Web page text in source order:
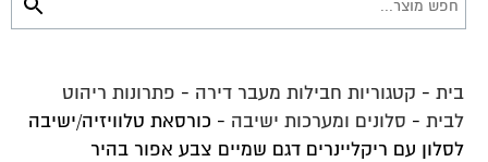
בית - קטגוריות חבילות מעבר דירה - פתרונות ריהוט
לבית - סלונים ומערכות ישיבה - כורסאת טלוויזיה/ישיבה
לסלון עם ריקליינרים דגם שמיים צבע אפור בהיר